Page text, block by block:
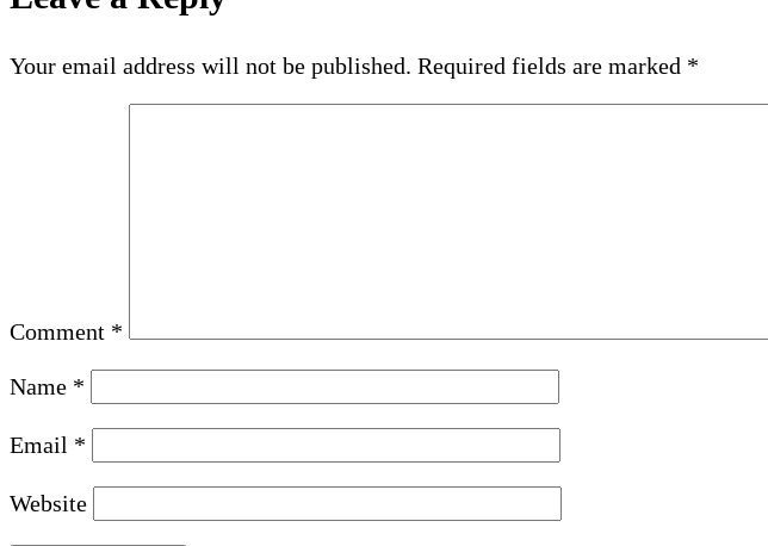
Your email address will not be published. Required fields are marked *
Comment *
Name *
Email *
Website